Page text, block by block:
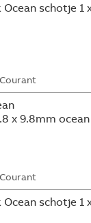
schotje 1
x 9.8mm ocean
schotje 1